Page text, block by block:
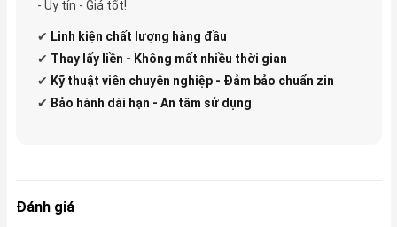
- Uy tín - Giá tốt!
✔ Linh kiện chất lượng hàng đầu
✔ Thay lấy liền - Không mất nhiều thời gian
✔ Kỹ thuật viên chuyên nghiệp - Đảm bảo chuẩn zin
✔ Bảo hành dài hạn - An tâm sử dụng
Đánh giá